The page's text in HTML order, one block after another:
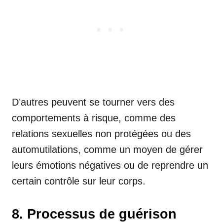
D’autres peuvent se tourner vers des
comportements à risque, comme des
relations sexuelles non protégées ou des
automutilations, comme un moyen de gérer
leurs émotions négatives ou de reprendre un
certain contrôle sur leur corps.
8. Processus de guérison